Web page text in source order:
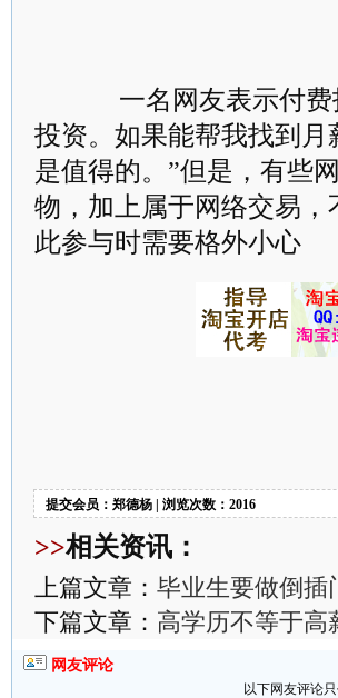
一名网友表示付费
投资。如果能帮我找到月
是值得的。”但是，有些
物，加上属于网络交易
此参与时需要格外小心
提交会员：郑德杨 | 浏览次数：2016
>>相关资讯：
上篇文章： 毕业生要做倒插
下篇文章： 高学历不等于高
网友评论
以下网友评论